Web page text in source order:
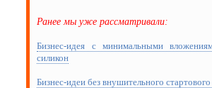
Ранее мы уже рассматривали:
Бизнес-идея с минимальными
силикон
Бизнес-идеи без внушительного стартового